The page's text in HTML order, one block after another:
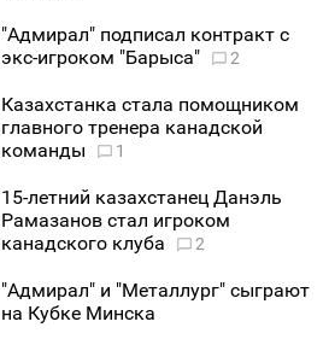
"Адмирал" подписал контракт с
экс-игроком "Барыса"
2
Казахстанка стала помощником
главного тренера канадской
команды
1
15-летний казахстанец Данэль
Рамазанов стал игроком
канадского клуба
2
"Адмирал" и "Металлург" сыграют
на Кубке Минска